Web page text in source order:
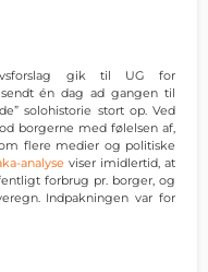
gik til UG for
sendt én dag ad gangen til
solohistorie stort op. Ved
borgerne med følelsen af,
flere medier og politiske
analyse viser imidlertid, at
forbrug pr. borger, og
Indpakningen var for